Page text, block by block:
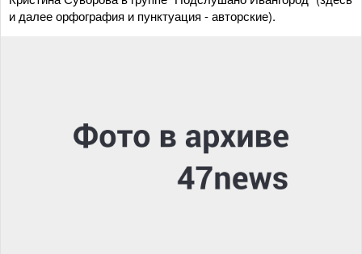
и далее орфография и пунктуация - авторские).